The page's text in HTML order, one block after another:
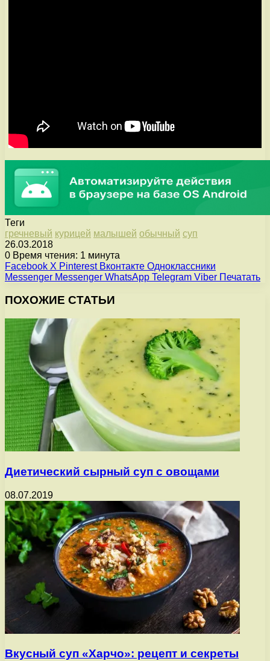
Теги
гречневый курицей малышей обычный суп
26.03.2018
0 Время чтения: 1 минута
Facebook X Pinterest Вконтакте Одноклассники
Messenger Messenger WhatsApp Telegram Viber Печатать
ПОХОЖИЕ СТАТЬИ
Диетический сырный суп с овощами
08.07.2019
Вкусный суп «Харчо»: рецепт и секреты